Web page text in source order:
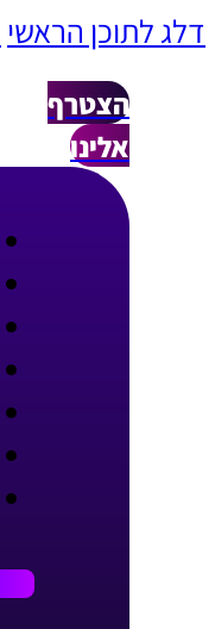
דלג לתוכן הראשי
הצטרף
אלינו